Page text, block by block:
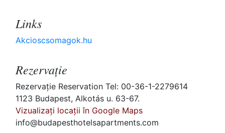
Links
Akcioscsomagok.hu
Rezervaţie
Rezervaţie Reservation Tel: 00-36-1-2279614
1123 Budapest, Alkotás u. 63-67.
Vizualizați locații în Google Maps
info@budapesthotelsapartments.com